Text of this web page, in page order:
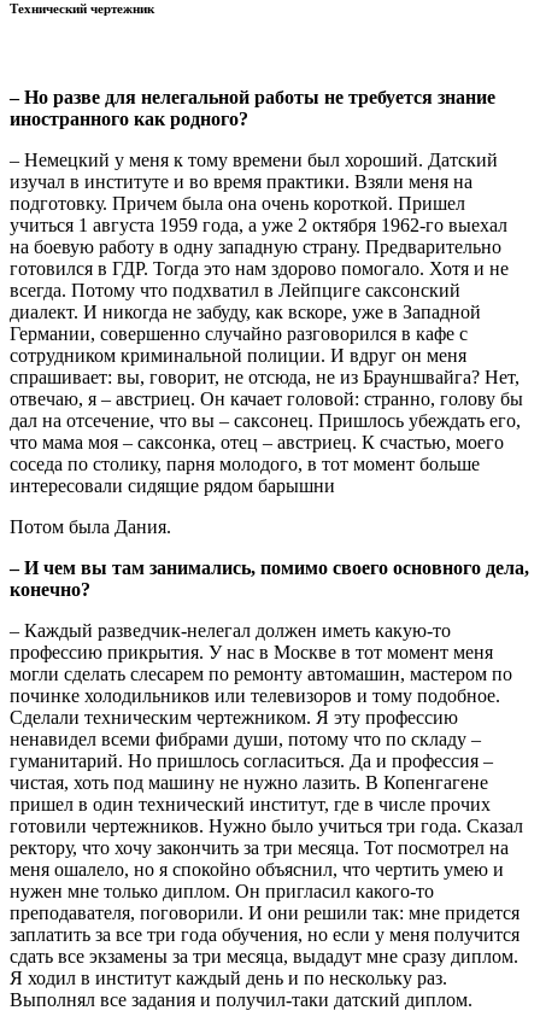
Технический чертежник
– Но разве для нелегальной работы не требуется знание
иностранного как родного?
– Немецкий у меня к тому времени был хороший. Датский
изучал в институте и во время практики. Взяли меня на
подготовку. Причем была она очень короткой. Пришел
учиться 1 августа 1959 года, а уже 2 октября 1962-го выехал
на боевую работу в одну западную страну. Предварительно
готовился в ГДР. Тогда это нам здорово помогало. Хотя и не
всегда. Потому что подхватил в Лейпциге саксонский
диалект. И никогда не забуду, как вскоре, уже в Западной
Германии, совершенно случайно разговорился в кафе с
сотрудником криминальной полиции. И вдруг он меня
спрашивает: вы, говорит, не отсюда, не из Брауншвайга? Нет,
отвечаю, я – австриец. Он качает головой: странно, голову бы
дал на отсечение, что вы – саксонец. Пришлось убеждать его,
что мама моя – саксонка, отец – австриец. К счастью, моего
соседа по столику, парня молодого, в тот момент больше
интересовали сидящие рядом барышни
Потом была Дания.
– И чем вы там занимались, помимо своего основного дела,
конечно?
– Каждый разведчик-нелегал должен иметь какую-то
профессию прикрытия. У нас в Москве в тот момент меня
могли сделать слесарем по ремонту автомашин, мастером по
починке холодильников или телевизоров и тому подобное.
Сделали техническим чертежником. Я эту профессию
ненавидел всеми фибрами души, потому что по складу –
гуманитарий. Но пришлось согласиться. Да и профессия –
чистая, хоть под машину не нужно лазить. В Копенгагене
пришел в один технический институт, где в числе прочих
готовили чертежников. Нужно было учиться три года. Сказал
ректору, что хочу закончить за три месяца. Тот посмотрел на
меня ошалело, но я спокойно объяснил, что чертить умею и
нужен мне только диплом. Он пригласил какого-то
преподавателя, поговорили. И они решили так: мне придется
заплатить за все три года обучения, но если у меня получится
сдать все экзамены за три месяца, выдадут мне сразу диплом.
Я ходил в институт каждый день и по нескольку раз.
Выполнял все задания и получил-таки датский диплом.